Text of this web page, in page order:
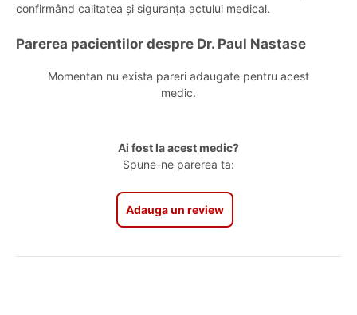
confirmând calitatea și siguranța actului medical.
Parerea pacientilor despre Dr. Paul Nastase
Momentan nu exista pareri adaugate pentru acest
medic.
Ai fost la acest medic?
Spune-ne parerea ta:
Adauga un review